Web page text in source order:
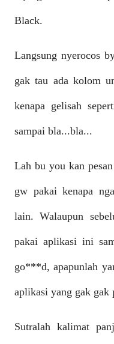
Black.
Langsung nyerocos
gak tau ada kolom
kenapa gelisah
sampai bla...bla...
Lah bu you kan
gw pakai kenapa
lain. Walaupun
pakai aplikasi ini
go***d, apapunlah
aplikasi yang gak gak
Sutralah kalimat